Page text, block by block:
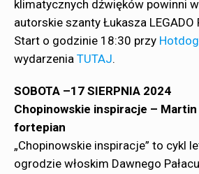
klimatycznych dźwięków powinni
autorskie szanty Łukasza LEGADO
Start o godzinie 18:30 przy
wydarzenia TUTAJ.
SOBOTA –17 SIERPNIA 2024
Chopinowskie inspiracje – Martin
fortepian
„Chopinowskie inspiracje” to cykl
ogrodzie włoskim Dawnego